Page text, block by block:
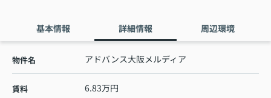
基本情報 詳細情報 周辺環境
物件名 アドバンス大阪メルディア
賃料 6.83万円